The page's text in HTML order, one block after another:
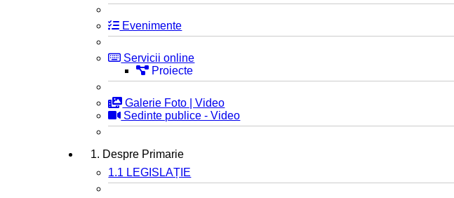
Evenimente
Servicii online
Proiecte
Galerie Foto | Video
Sedinte publice - Video
1. Despre Primarie
1.1 LEGISLAȚIE